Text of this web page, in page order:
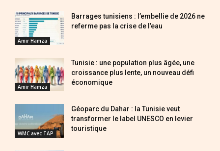
Amir Hamza
Barrages tunisiens : l’embellie de 2026 ne
referme pas la crise de l’eau
Amir Hamza
Tunisie : une population plus âgée, une
croissance plus lente, un nouveau défi
économique
WMC avec TAP
Géoparc du Dahar : la Tunisie veut
transformer le label UNESCO en levier
touristique